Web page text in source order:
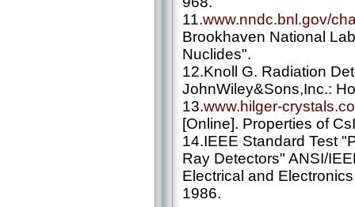
11.www.nndc.bnl.gov/
Brookhaven National
Nuclides".
12.Knoll G. Radiation
JohnWiley&Sons,Inc.:
13.www.hilger-
[Online]. Properties of
14.IEEE Standard Test
Ray Detectors" ANSI/
Electrical and
1986.